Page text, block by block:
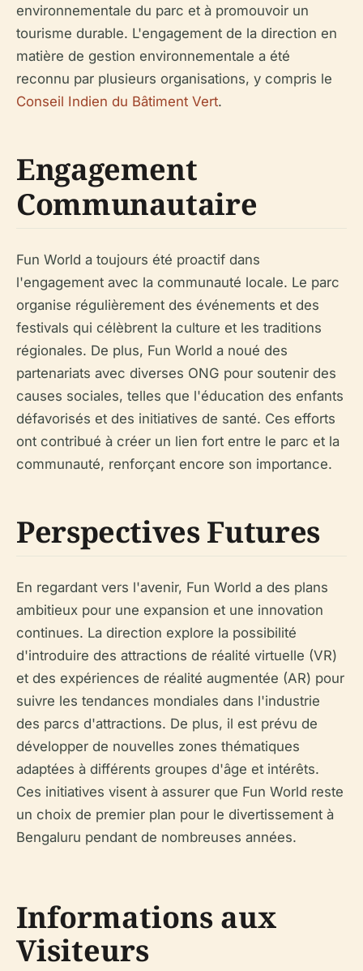
environnementale du parc et à promouvoir un
tourisme durable. L'engagement de la direction en
matière de gestion environnementale a été
reconnu par plusieurs organisations, y compris le
Conseil Indien du Bâtiment Vert.
Engagement
Communautaire
Fun World a toujours été proactif dans
l'engagement avec la communauté locale. Le parc
organise régulièrement des événements et des
festivals qui célèbrent la culture et les traditions
régionales. De plus, Fun World a noué des
partenariats avec diverses ONG pour soutenir des
causes sociales, telles que l'éducation des enfants
défavorisés et des initiatives de santé. Ces efforts
ont contribué à créer un lien fort entre le parc et la
communauté, renforçant encore son importance.
Perspectives Futures
En regardant vers l'avenir, Fun World a des plans
ambitieux pour une expansion et une innovation
continues. La direction explore la possibilité
d'introduire des attractions de réalité virtuelle (VR)
et des expériences de réalité augmentée (AR) pour
suivre les tendances mondiales dans l'industrie
des parcs d'attractions. De plus, il est prévu de
développer de nouvelles zones thématiques
adaptées à différents groupes d'âge et intérêts.
Ces initiatives visent à assurer que Fun World reste
un choix de premier plan pour le divertissement à
Bengaluru pendant de nombreuses années.
Informations aux
Visiteurs